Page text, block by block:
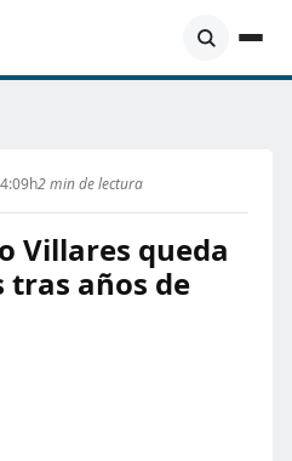
2 min de lectura
Villares queda
tras años de